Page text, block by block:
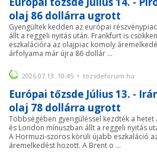
olaj 86 dollárra ugrott
Gyengültek kedden az európai
állt a reggeli nyitás után. Frankfurt is
eszkalációra az olajpiac komoly
árfolyama már újra 86 dollár ...
2026.07.13. 10:45 • tozsdeforum.hu
Európai tőzsde Július 13. -
olaj 78 dollárra ugrott
Többségében gyengüléssel kezdték a
és London mínuszban állt a reggeli nyitás
A Hormuzi-szoros körüli újabb eszkaláció
áremelkedést hozott. A Brent o ...